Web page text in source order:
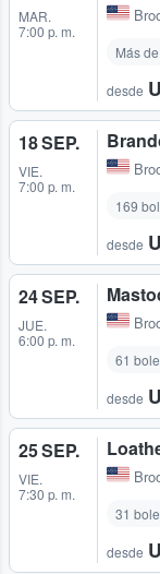
MAR.
7:00 p. m.
Más
desde
18 SEP.
VIE.
7:00 p. m.
169
desde
24 SEP.
JUE.
6:00 p. m.
61
desde
25 SEP.
VIE.
7:30 p. m.
31
desde